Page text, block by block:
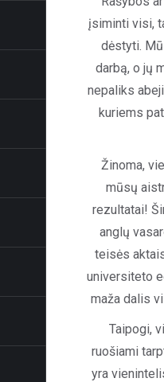
įsiminti visi,
dėstyti.
darbą, o jų
nepaliks
kuriems
Žinoma,
mūsų
rezultatai!
anglų
teisės
universiteto
maža dalis
Taipogi,
ruošiami
yra